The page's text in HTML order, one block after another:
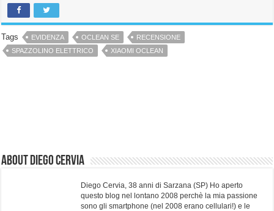
Tags EVIDENZA OCLEAN SE
RECENSIONE
SPAZZOLINO ELETTRICO
XIAOMI OCLEAN
About Diego Cervia
Diego Cervia, 38 anni di Sarzana (SP) Ho aperto
questo blog nel lontano 2008 perchè la mia passione
sono gli smartphone (nel 2008 erano cellulari!) e le